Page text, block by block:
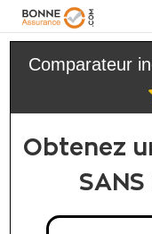
Comparateur
Obtenez
SANS